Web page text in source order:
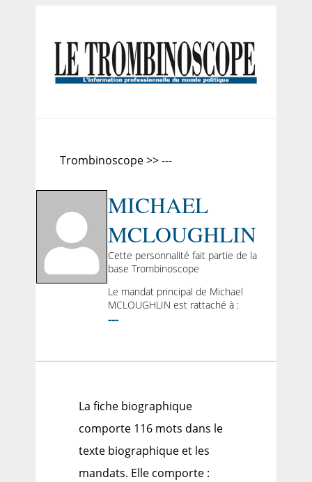
Trombinoscope >> ---
MICHAEL
MCLOUGHLIN
Cette personnalité fait partie de la
base Trombinoscope
Le mandat principal de Michael
MCLOUGHLIN est rattaché à :
---
La fiche biographique
comporte 116 mots dans le
texte biographique et les
mandats. Elle comporte :